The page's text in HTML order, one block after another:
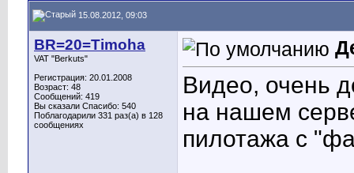
15.08.2012, 09:03
BR=20=Timoha
VAT "Berkuts"
Регистрация: 20.01.2008
Возраст: 48
Сообщений: 419
Вы сказали Спасибо: 540
Поблагодарили 331 раз(а) в 128
сообщениях
Видео, очень
на нашем
пилотажа с